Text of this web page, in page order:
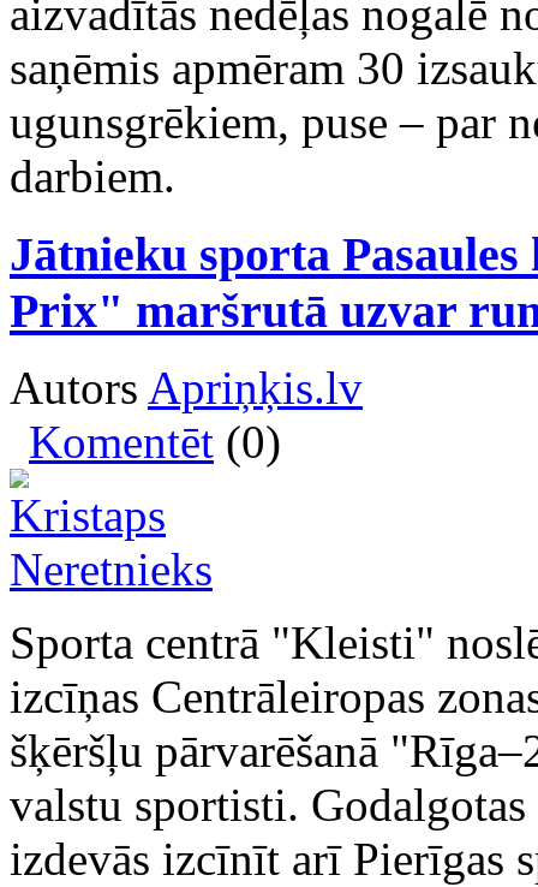
aizvadītās nedēļas nogalē
saņēmis apmēram 30
ugunsgrēkiem, puse – par
darbiem.
Jātnieku sporta
Prix" maršrutā uzvar
Autors Apriņķis.lv
Komentēt (0)
Sporta centrā "Kleisti"
izcīņas Centrāleiropas
šķēršļu pārvarēšanā
valstu sportisti.
izdevās izcīnīt arī Pierīgas